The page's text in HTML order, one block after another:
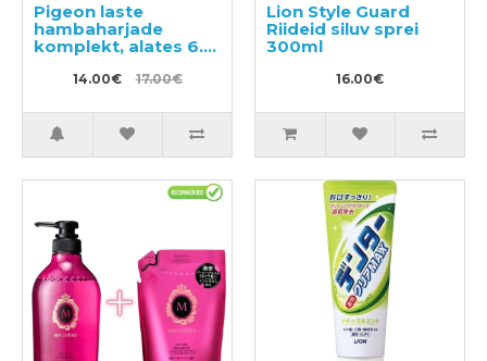
Pigeon laste
hambaharjade
komplekt, alates 6.
14.00€ 17.00€
Lion Style Guard
Riideid siluv sprei
300ml
16.00€